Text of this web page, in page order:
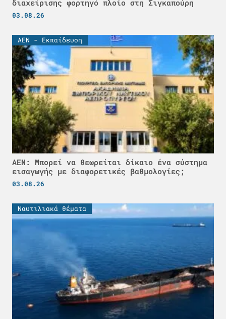
διαχείρισης φορτηγό πλοίο στη Σιγκαπούρη
03.08.26
ΑΕΝ - Εκπαίδευση
ΑΕΝ: Μπορεί να θεωρείται δίκαιο ένα σύστημα
εισαγωγής με διαφορετικές βαθμολογίες;
03.08.26
Ναυτιλιακά θέματα